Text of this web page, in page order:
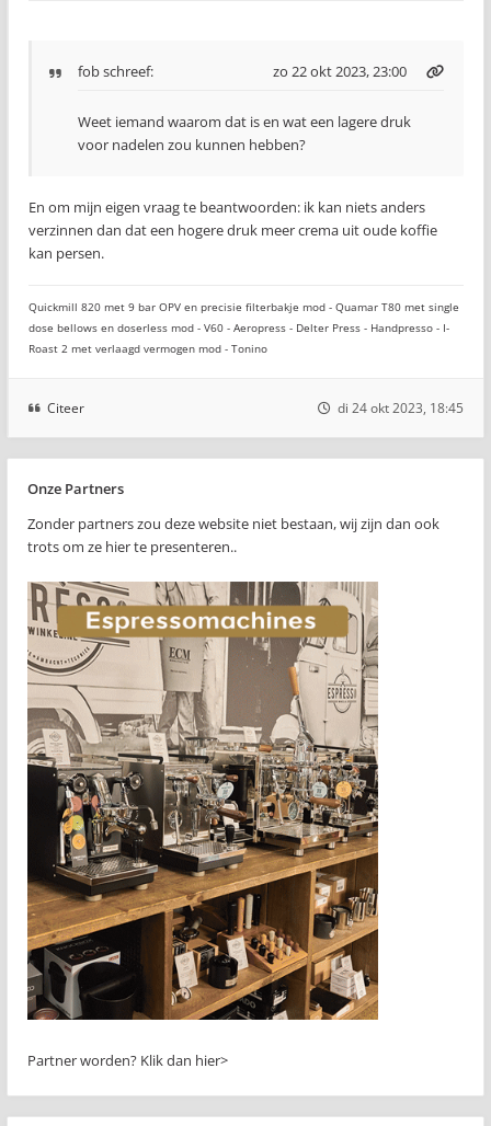
fobschreef: zo 22 okt 2023, 23:00
Weet iemand waarom dat is en wat een lagere druk
voor nadelen zou kunnen hebben?
En om mijn eigen vraag te beantwoorden: ik kan niets anders
verzinnen dan dat een hogere druk meer crema uit oude koffie
kan persen.
Quickmill 820 met 9 bar OPV en precisie filterbakje mod - Quamar T80 met single
dose bellows en doserless mod - V60 - Aeropress - Delter Press - Handpresso - I-
Roast 2 met verlaagd vermogen mod - Tonino
Citeer di 24 okt 2023, 18:45
Onze Partners
Zonder partners zou deze website niet bestaan, wij zijn dan ook
trots om ze hier te presenteren..
Partner worden? Klik dan hier>